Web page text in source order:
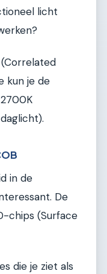
licht
kun je de
in de
De
chips (Surface
die je ziet als